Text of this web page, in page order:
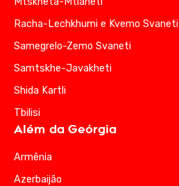
Racha-Lechkhumi e Kvemo Svaneti
Samegrelo-Zemo Svaneti
Samtskhe-Javakheti
Shida Kartli
Tbilisi
Além da Geórgia
Armênia
Azerbaijão